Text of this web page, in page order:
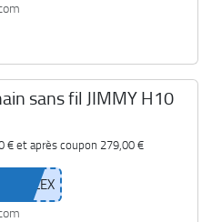
sans fil JIMMY H10
€et après coupon 279,00 €